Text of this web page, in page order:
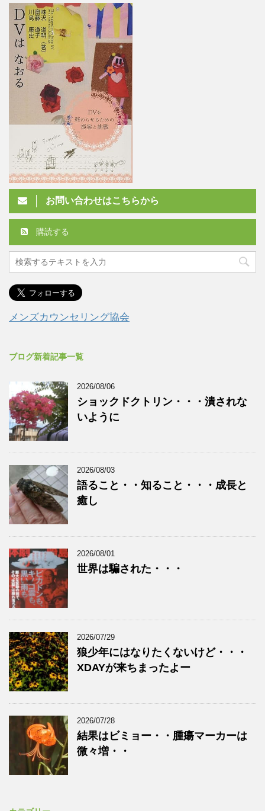
お問い合わせはこちらから
購読する
メンズカウンセリング協会
ブログ新着記事一覧
2026/08/06
ショックドクトリン・・・潰されな
いように
2026/08/03
語ること・・知ること・・・成長と
癒し
2026/08/01
世界は騙された・・・
2026/07/29
狼少年にはなりたくないけど・・・
XDAYが来ちまったよー
2026/07/28
結果はビミョー・・腫瘍マーカーは
微々増・・